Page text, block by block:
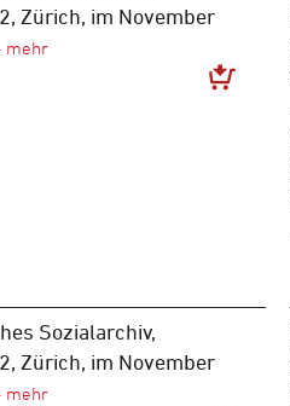
Zürich, im November
Sozialarchiv,
Zürich, im November